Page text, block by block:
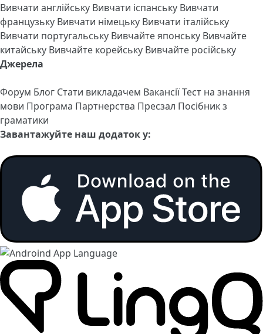
Вивчати англійську Вивчати іспанську Вивчати
французьку Вивчати німецьку Вивчати італійську
Вивчати португальську Вивчайте японську Вивчайте
китайську Вивчайте корейську Вивчайте російську
Джерела
Форум Блог Стати викладачем ВакансіїТест на знання
мови Програма Партнерства Пресзал Посібник з
граматики
Завантажуйте наш додаток у: